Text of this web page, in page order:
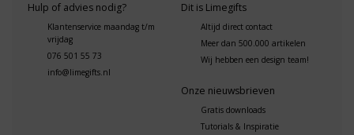
Hulp of advies nodig?
Klantenservice maandag t/m
vrijdag
076 501 55 73
info@limegifts.nl
Dit is Limegifts
Altijd direct contact
Meer dan 500.000 artikelen
Wij hebben een design team!
Onze nieuwsbrieven
Gratis downloads
Tutorials & Inspiratie